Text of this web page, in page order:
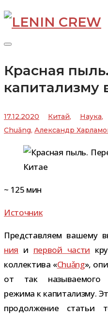
Красная
капитализму
17.12.2020 Китай, Наука,
Chuǎng, Александр
~ 125 мин
Источник
Представляем вашему
ния и пер­вой части
кол­лек­тива «Chuǎng»,
от так назы­ва­е­мого
режима к капи­та­лизму.
про­дол­же­ние